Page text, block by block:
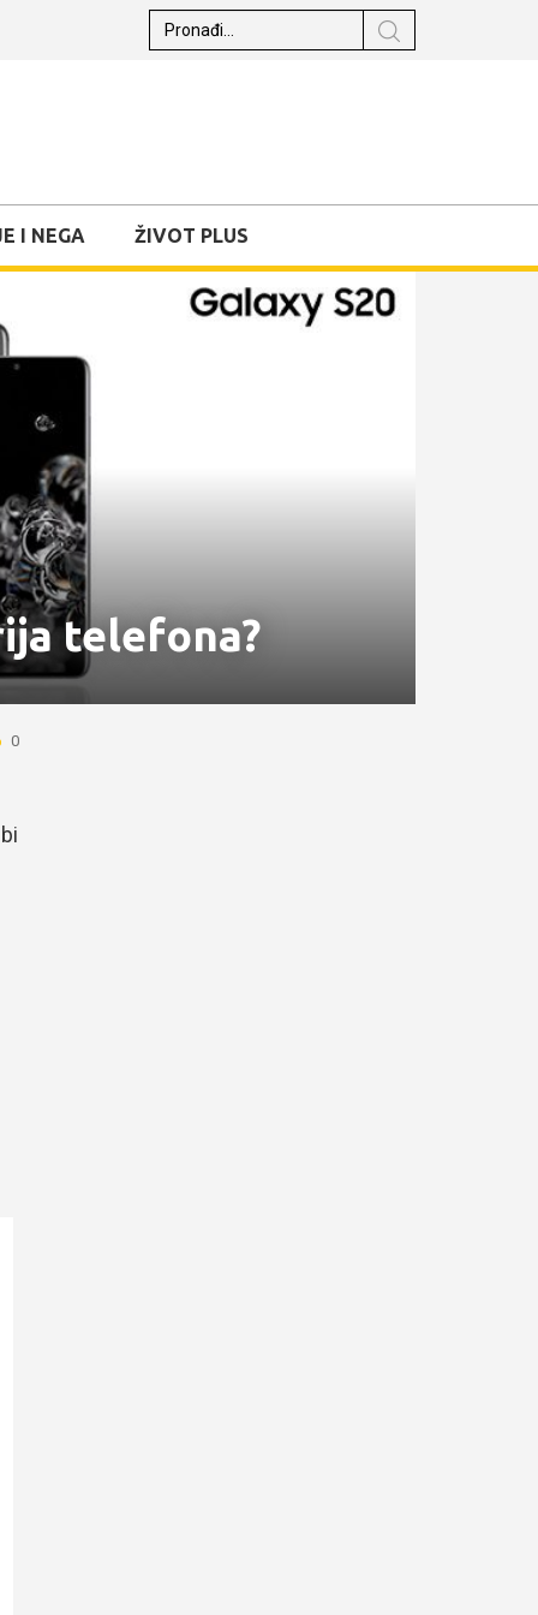
I NEGA ŽIVOT PLUS
telefona?
0